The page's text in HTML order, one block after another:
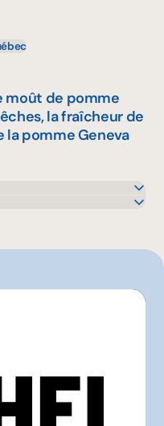
moût de pomme
la fraîcheur de
pomme Geneva